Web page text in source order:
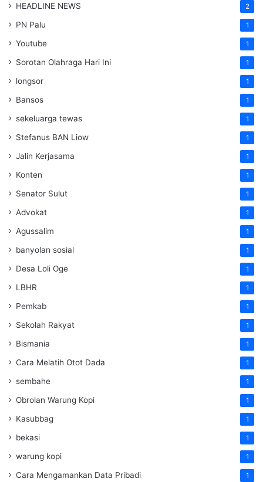
HEADLINE NEWS 2
PN Palu 1
Youtube 1
Sorotan Olahraga Hari Ini 1
longsor 1
Bansos 1
sekeluarga tewas 1
Stefanus BAN Liow 1
Jalin Kerjasama 1
Konten 1
Senator Sulut 1
Advokat 1
Agussalim 1
banyolan sosial 1
Desa Loli Oge 1
LBHR 1
Pemkab 1
Sekolah Rakyat 1
Bismania 1
Cara Melatih Otot Dada 1
sembahe 1
Obrolan Warung Kopi 1
Kasubbag 1
bekasi 1
warung kopi 1
Cara Mengamankan Data Pribadi 1